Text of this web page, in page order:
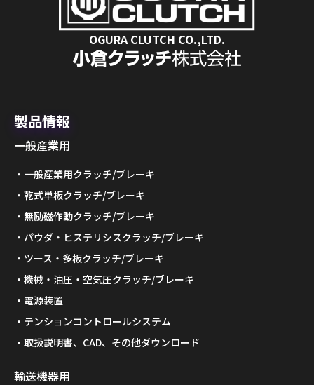
OGURA CLUTCH CO.,LTD.
製品情報
一般産業用
一般産業用クラッチ/ブレーキ
乾式単板クラッチ/ブレーキ
無励磁作動クラッチ/ブレーキ
パウダ・ヒステリシスクラッチ/ブレーキ
ツース・多板クラッチ/ブレーキ
機械・油圧・空気圧クラッチ/ブレーキ
電源装置
テンションコントロールシステム
取扱説明書、CAD、その他ダウンロード
輸送機器用